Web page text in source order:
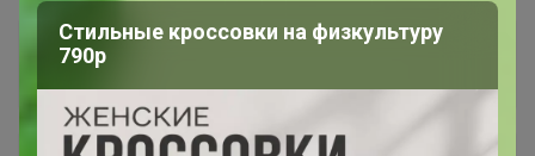
Стильные кроссовки на физкультуру
790р